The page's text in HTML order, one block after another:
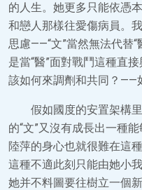
的人生。她更多只能依憑
和戀人那樣往愛傷病員。
思慮——“文”當然無法代替“
是當“醫”面對戰鬥這種直
該如何來調劑和共同？——
假如國度的安置架構
的“文”又沒有成長出一種
陸萍的身心也就很難在這
這種不適此刻只能由她小
她并不料圖要往樹立一個